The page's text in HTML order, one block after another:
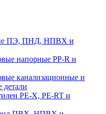
ПЭ, ПНД, НПВХ и
напорные PP-R и
канализационные и
детали
PE-X, PE-RT и